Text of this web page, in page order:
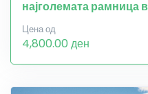
најголемата рамница
Цена од
4,800.00 ден